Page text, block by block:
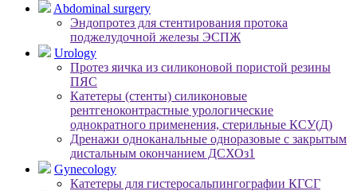
Abdominal surgery
Эндопротез для стентирования протока
поджелудочной железы ЭСПЖ
Urology
Протез яичка из силиконовой пористой резины
ПЯС
Катетеры (стенты) силиконовые
рентгеноконтрастные урологические
однократного применения, стерильные КСУ(Д)
Дренажи одноканальные одноразовые с закрытым
дистальным окончанием ДСХОз1
Gynecology
Катетеры для гистеросальпингографии КГСГ